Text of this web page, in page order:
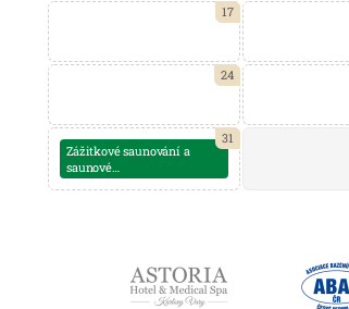
17
24
31
Zážitkové saunování a
saunové…